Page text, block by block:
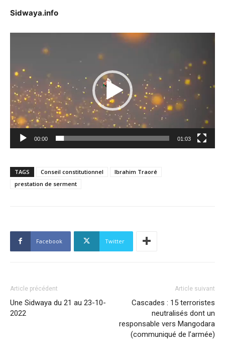
Sidwaya.info
Lecteur
00:00 01:03
TAGS Conseil constitutionnel
Ibrahim Traoré
prestation de serment
Facebook Twitter
Article précédent
Une Sidwaya du 21 au 23-10-
2022
Article suivant
Cascades : 15 terroristes
neutralisés dont un
responsable vers Mangodara
(communiqué de l’armée)